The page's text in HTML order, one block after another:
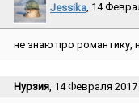
Jessika, 14
не знаю про романтику,
Нурзия, 14 Февраля 2017